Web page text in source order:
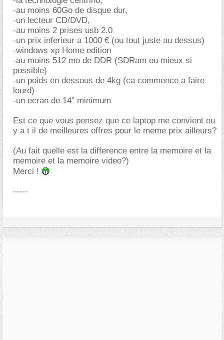
-au moins 60Go de disque dur,
-un lecteur CD/DVD,
-au moins 2 prises usb 2.0
-un prix inferieur a 1000 € (ou tout juste au dessus)
-windows xp Home edition
-au moins 512 mo de DDR (SDRam ou mieux si
possible)
-un poids en dessous de 4kg (ca commence a faire
lourd)
-un ecran de 14" minimum
Est ce que vous pensez que ce laptop me convient ou
y a t il de meilleures offres pour le meme prix ailleurs?
(Au fait quelle est la difference entre la memoire et la
memoire et la memoire video?)
Merci !
-----